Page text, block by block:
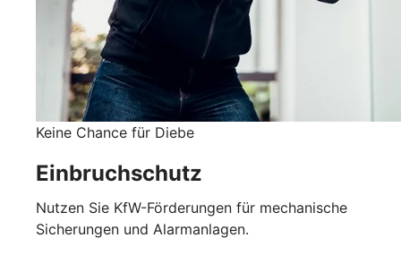
Keine Chance für Diebe
Einbruchschutz
Nutzen Sie KfW-Förderungen für mechanische
Sicherungen und Alarmanlagen.